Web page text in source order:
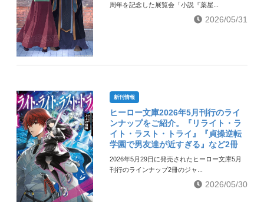
周年を記念した展覧会「小説『薬屋...
2026/05/31
新刊情報
ヒーロー文庫2026年5月刊行のライ
ンナップをご紹介。『リライト・ラ
イト・ラスト・トライ』『貞操逆転
学園で男友達が近すぎる』など2冊
2026年5月29日に発売されたヒーロー文庫5月
刊行のラインナップ2冊のジャ...
2026/05/30